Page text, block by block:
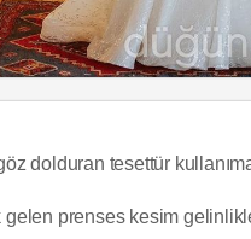
dolduran tesettür
gelen prenses kesim